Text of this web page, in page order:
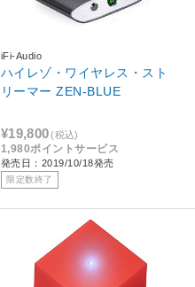
iFi-Audio
ハイレゾ・ワイヤレス・スト
リーマー ZEN-BLUE
¥19,800(税込)
1,980ポイントサービス
発売日：2019/10/18発売
限定数終了